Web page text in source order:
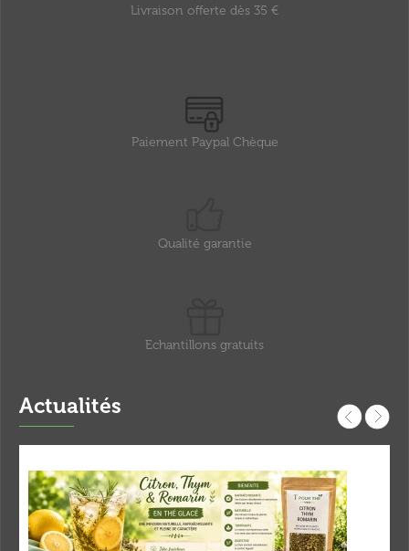
Livraison offerte dès 35 €
Paiement Paypal Chèque
Qualité garantie
Echantillons gratuits
Actualités